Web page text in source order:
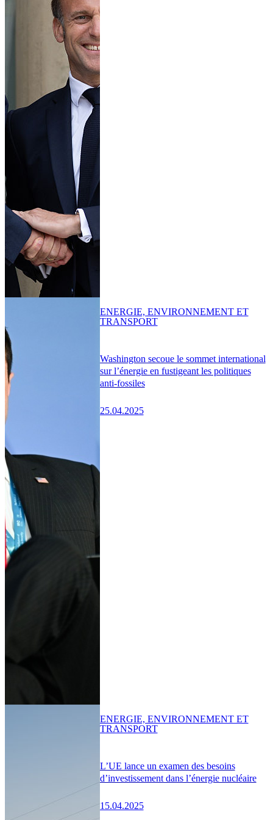
Washington secoue le sommet international
sur l’énergie en fustigeant les politiques
anti-fossiles
25.04.2025
ENERGIE, ENVIRONNEMENT ET
TRANSPORT
L’UE lance un examen des besoins
d’investissement dans l’énergie nucléaire
15.04.2025
ENERGIE, ENVIRONNEMENT ET
TRANSPORT